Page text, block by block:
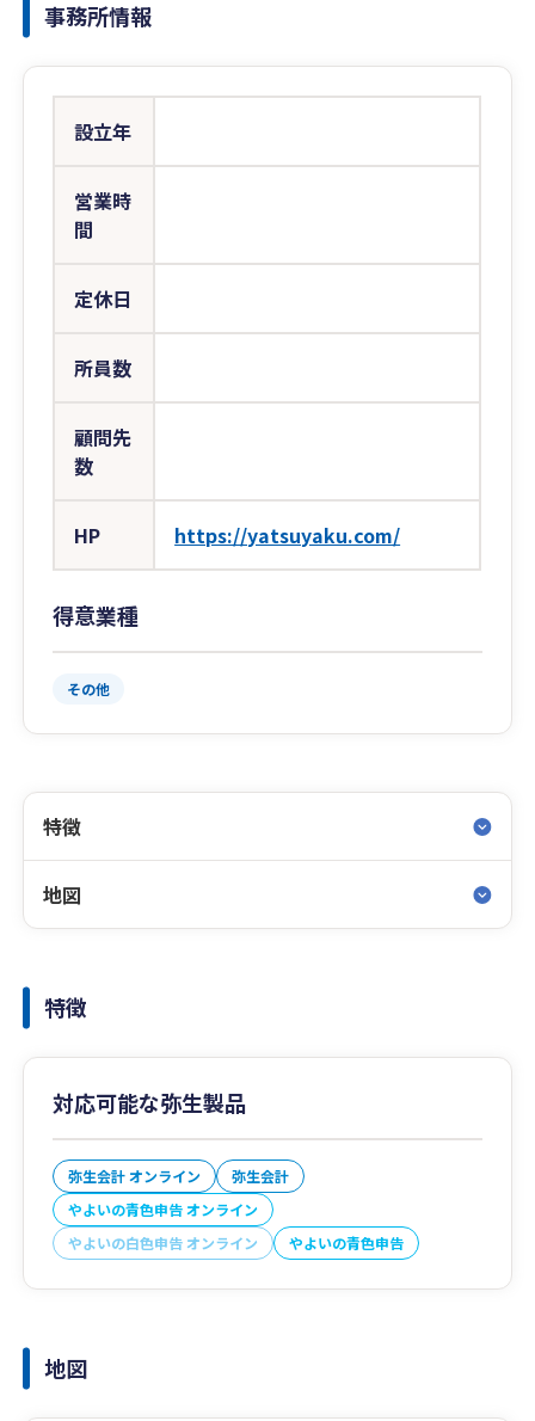
事務所情報
設立年
営業時
間
定休日
所員数
顧問先
数
HP https://yatsuyaku.com/
得意業種
その他
特徴
地図
特徴
対応可能な弥生製品
弥生会計 オンライン
弥生会計
やよいの青色申告 オンライン
やよいの白色申告 オンライン
やよいの青色申告
地図